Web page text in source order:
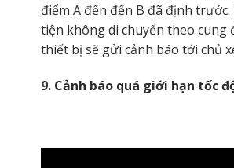
điểm A đến đến B đã định
tiện không di chuyển theo cung
thiết bị sẽ gửi cảnh báo tới chủ
9. Cảnh báo quá giới hạn tốc